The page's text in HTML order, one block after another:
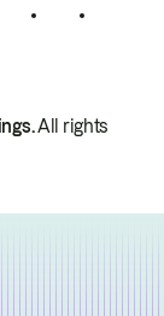
All rights